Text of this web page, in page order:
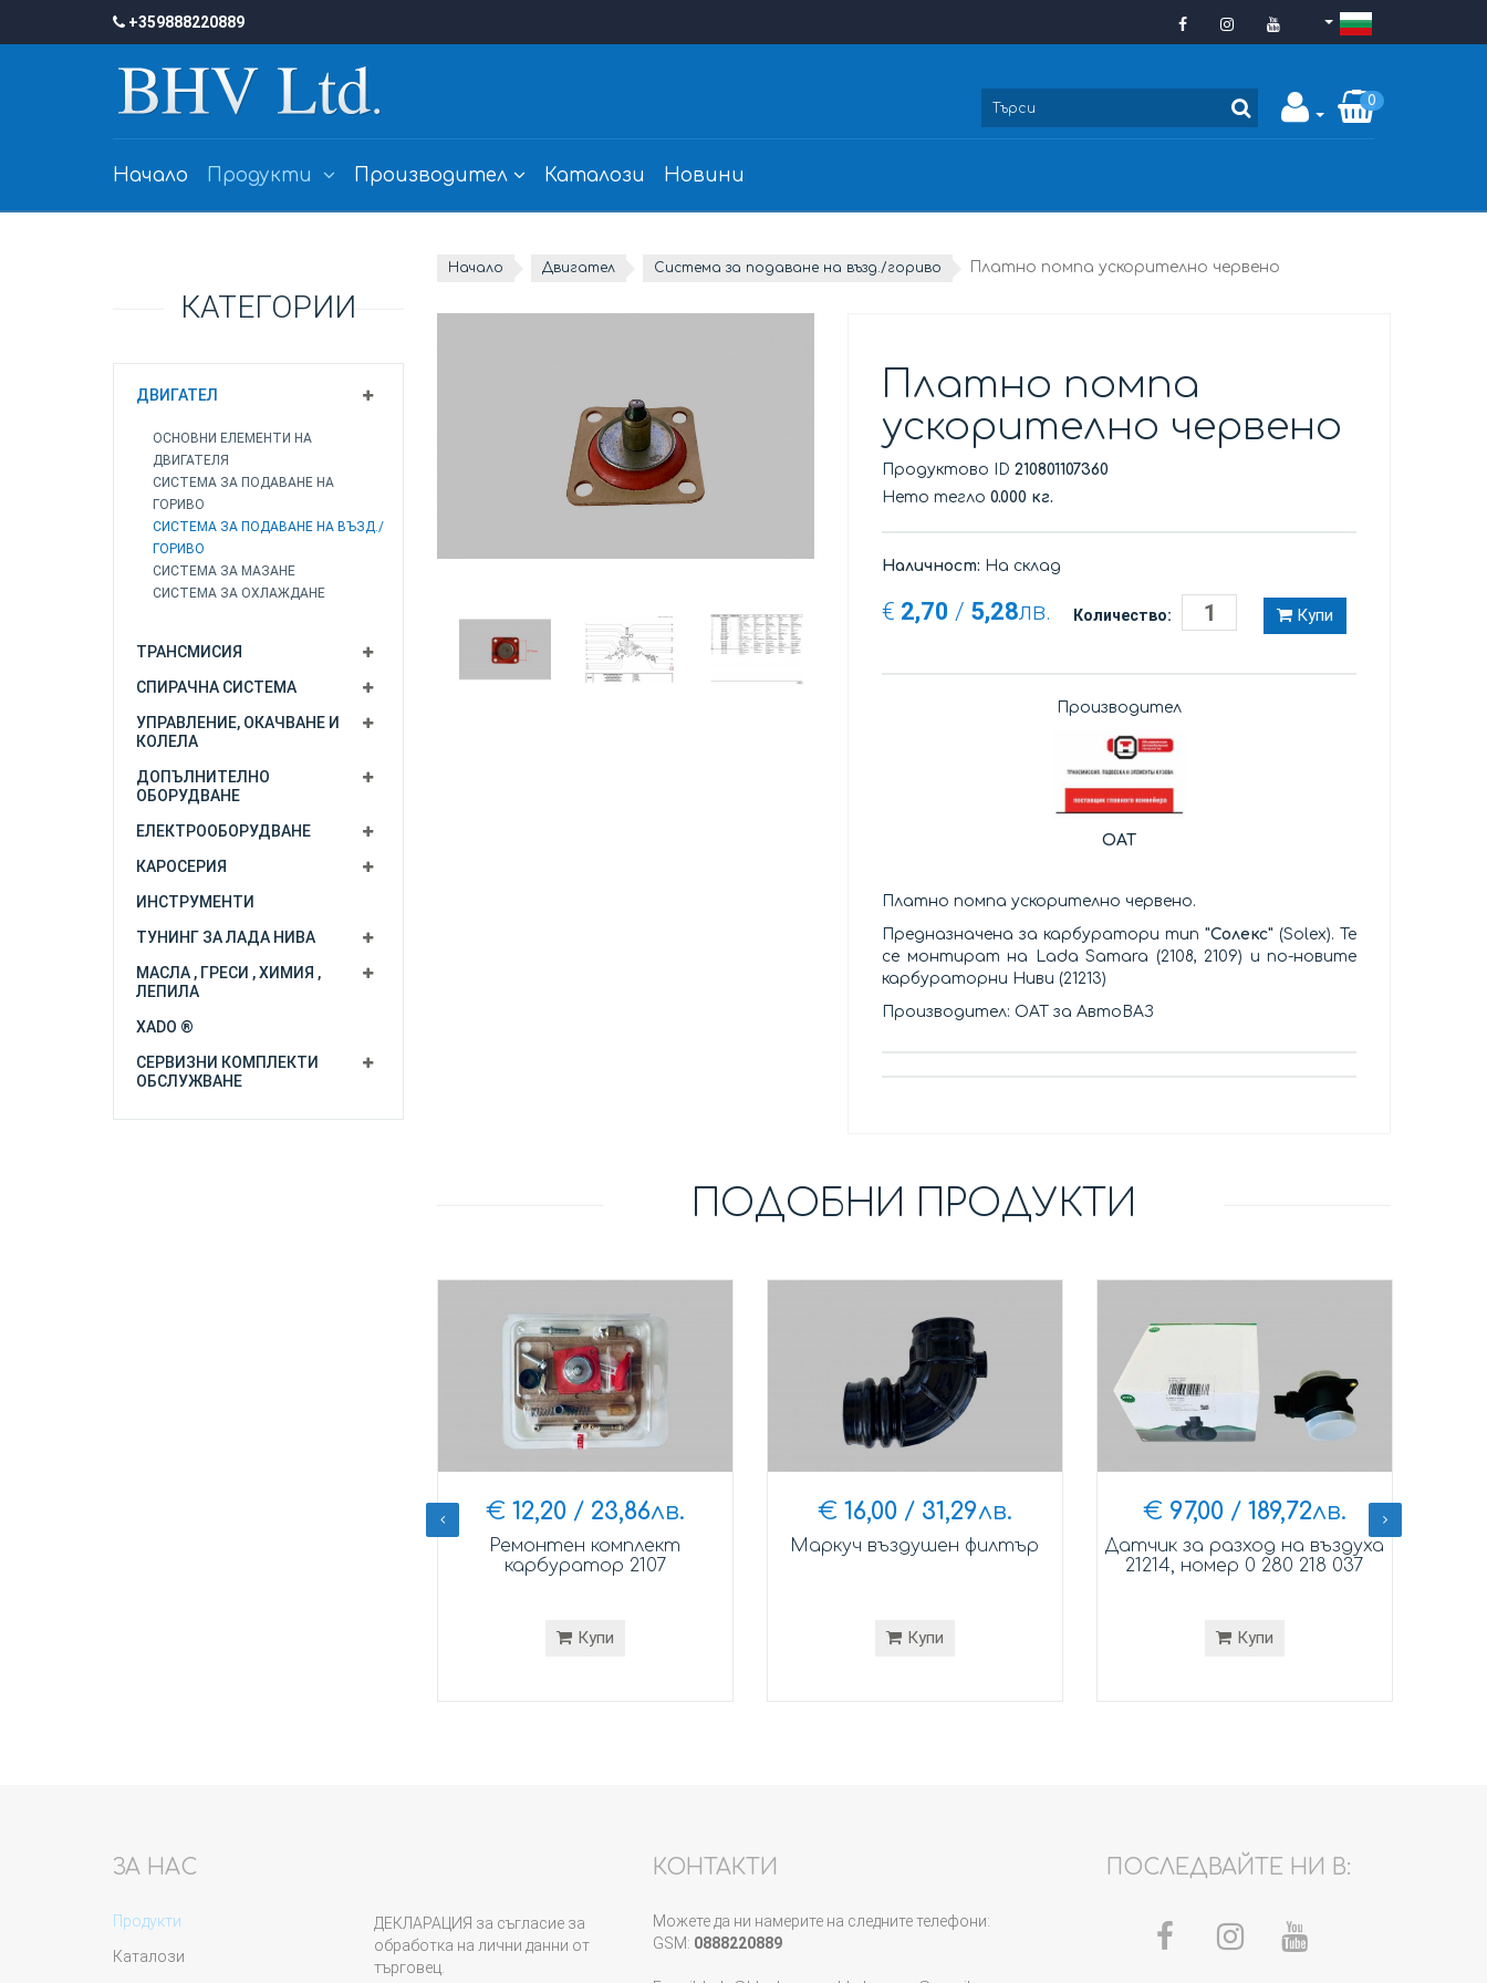
+359888220889
0
Начало Продукти Производител Каталози Новини
КАТЕГОРИИ
ДВИГАТЕЛ
ОСНОВНИ ЕЛЕМЕНТИ НА
ДВИГАТЕЛЯ
СИСТЕМА ЗА ПОДАВАНЕ НА
ГОРИВО
СИСТЕМА ЗА ПОДАВАНЕ НА ВЪЗД./
ГОРИВО
СИСТЕМА ЗА МАЗАНЕ
СИСТЕМА ЗА ОХЛАЖДАНЕ
ТРАНСМИСИЯ
СПИРАЧНА СИСТЕМА
УПРАВЛЕНИЕ, ОКАЧВАНЕ И
КОЛЕЛА
ДОПЪЛНИТЕЛНО
ОБОРУДВАНЕ
ЕЛЕКТРООБОРУДВАНЕ
КАРОСЕРИЯ
ИНСТРУМЕНТИ
ТУНИНГ ЗА ЛАДА НИВА
МАСЛА , ГРЕСИ , ХИМИЯ ,
ЛЕПИЛА
XADO ®
СЕРВИЗНИ КОМПЛЕКТИ
ОБСЛУЖВАНЕ
Начало Двигател Система за подаване на възд./гориво Платно помпа ускорително червено
Платно помпа
ускорително червено
Продуктово ID210801107360
Нето тегло0.000 кг.
Наличност: На склад
€ 2,70 / 5,28лв. Количество: Купи
Производител
OAT
Платно помпа ускорително червено.
Предназначена за карбуратори тип"Солекс" (Solex). Те
се монтират на Lada Samara (2108, 2109) и по-новите
карбураторни Ниви (21213)
Производител: ОАТ за АвтоВАЗ
ПОДОБНИ ПРОДУКТИ
€ 12,20/ 23,86лв.
Ремонтен комплект
карбуратор 2107
Купи
€ 16,00/ 31,29лв.
Маркуч въздушен филтър
Купи
€ 97,00/ 189,72лв.
Датчик за разход на въздуха
21214, номер 0 280 218 037
Купи
ЗА НАС
Продукти
Каталози
ДЕКЛАРАЦИЯ за съгласие за
обработка на лични данни от
търговец.
КОНТАКТИ
Можете да ни намерите на следните телефони:
GSM: 0888220889
ПОСЛЕДВАЙТЕ НИ В: